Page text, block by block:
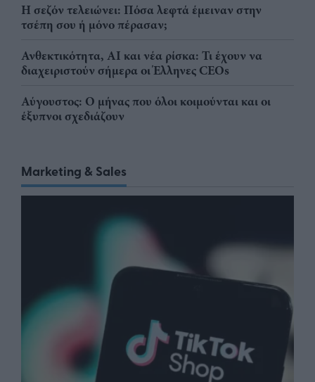
Η σεζόν τελειώνει: Πόσα λεφτά έμειναν στην
τσέπη σου ή μόνο πέρασαν;
Ανθεκτικότητα, AI και νέα ρίσκα: Τι έχουν να
διαχειριστούν σήμερα οι Έλληνες CEOs
Αύγουστος: Ο μήνας που όλοι κοιμούνται και οι
έξυπνοι σχεδιάζουν
Marketing & Sales